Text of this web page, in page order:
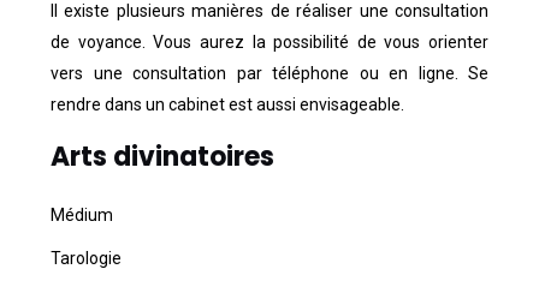
Il existe plusieurs manières de réaliser une consultation
de voyance. Vous aurez la possibilité de vous orienter
vers une consultation par téléphone ou en ligne. Se
rendre dans un cabinet est aussi envisageable.
Arts divinatoires
Médium
Tarologie